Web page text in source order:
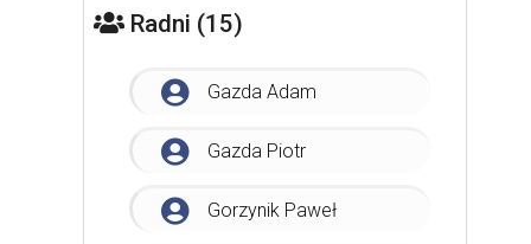
Radni (15)
Gazda Adam
Gazda Piotr
Gorzynik Paweł